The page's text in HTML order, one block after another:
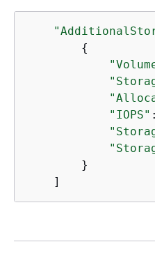
{
"IOPS"
        }
    ]